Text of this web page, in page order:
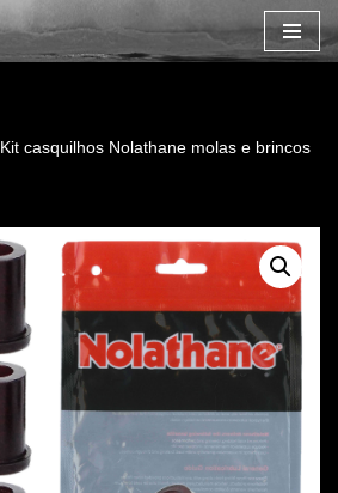
Kit casquilhos Nolathane molas e brincos